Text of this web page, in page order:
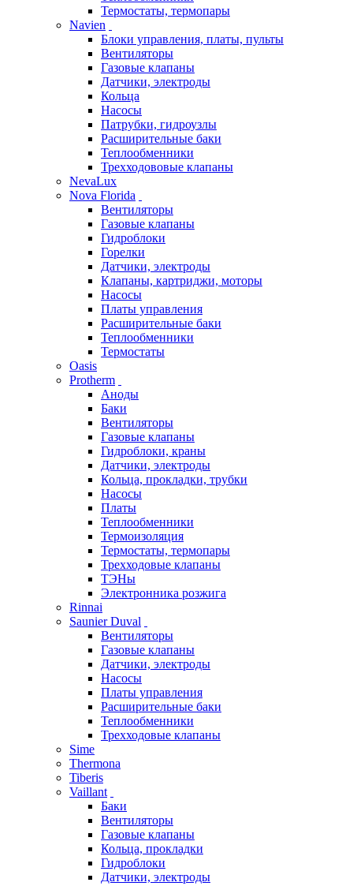
Термостаты, термопары
Navien
Блоки управления, платы, пульты
Вентиляторы
Газовые клапаны
Датчики, электроды
Кольца
Насосы
Патрубки, гидроузлы
Расширительные баки
Теплообменники
Трехходововые клапаны
NevaLux
Nova Florida
Вентиляторы
Газовые клапаны
Гидроблоки
Горелки
Датчики, электроды
Клапаны, картриджи, моторы
Насосы
Платы управления
Расширительные баки
Теплообменники
Термостаты
Oasis
Protherm
Аноды
Баки
Вентиляторы
Газовые клапаны
Гидроблоки, краны
Датчики, электроды
Кольца, прокладки, трубки
Насосы
Платы
Теплообменники
Термоизоляция
Термостаты, термопары
Трехходовые клапаны
ТЭНы
Электронника розжига
Rinnai
Saunier Duval
Вентиляторы
Газовые клапаны
Датчики, электроды
Насосы
Платы управления
Расширительные баки
Теплообменники
Трехходовые клапаны
Sime
Thermona
Tiberis
Vaillant
Баки
Вентиляторы
Газовые клапаны
Кольца, прокладки
Гидроблоки
Датчики, электроды